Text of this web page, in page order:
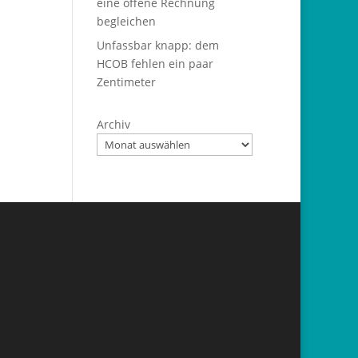
begleichen
Unfassbar knapp: dem
HCOB fehlen ein paar
Zentimeter
Archiv